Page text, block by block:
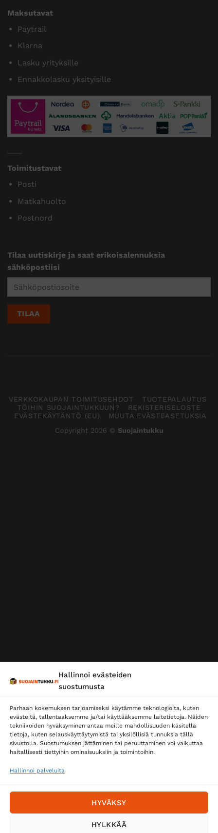
Hallinnoi evästeiden
suostumusta
Parhaan kokemuksen tarjoamiseksi käytämme teknologioita, kuten
evästeitä, tallentaaksemme ja/tai käyttääksemme laitetietoja. Näiden
tekniikoiden hyväksyminen antaa meille mahdollisuuden käsitellä
tietoja, kuten selauskäyttäytymistä tai yksilöllisiä tunnuksia tällä
sivustolla. Suostumuksen jättäminen tai peruuttaminen voi vaikuttaa
haitallisesti tiettyihin ominaisuuksiin ja toimintoihin.
Hallinnoi palveluita
HYVÄKSY
HYLKKÄÄ
Maksutavat
Paytrail
Klarna
Lasku yrityksille
Ennakkolasku yksityisille
Toimitustavat
Posti
Matkahuolto
Postnord
Tilaa uutiskirje ja saat erikoisalennuksia
sähköpostiisi
VERKKOKAUPAN TOIMITUSEHDOT
TUOTEPALAUTUS
TÖIHIN SUOJAINTUKKUUN?
REKISTERISELOSTE
EVÄSTEKÄYTÄNTÖ (EU)
MUUTA EVÄSTEASETUKSIA
Copyright 2026 © Suojaintukku